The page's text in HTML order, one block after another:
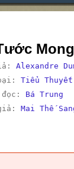
Alexandre
Tiểu Thuyết
đọc: Bá Trung
Mai Thế